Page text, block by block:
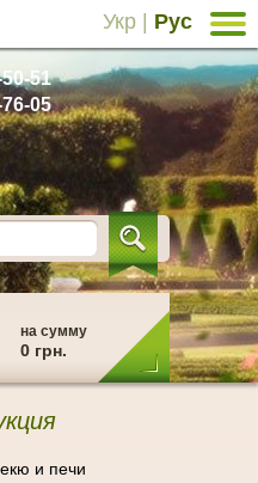
51
05
Укр Рус
на сумму
0 грн.
и печи